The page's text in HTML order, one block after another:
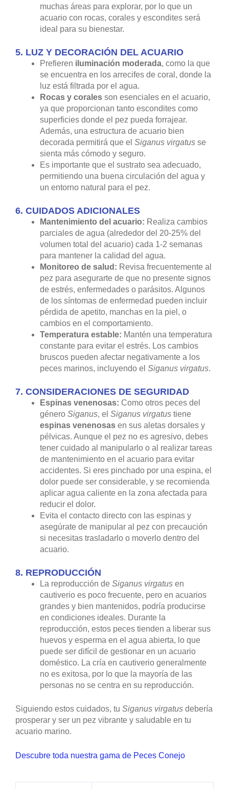
muchas áreas para explorar, por lo que un
acuario con rocas, corales y escondites será
ideal para su bienestar.
5. LUZ Y DECORACIÓN DEL ACUARIO
Prefieren iluminación moderada, como la que
se encuentra en los arrecifes de coral, donde la
luz está filtrada por el agua.
Rocas y corales son esenciales en el acuario,
ya que proporcionan tanto escondites como
superficies donde el pez pueda forrajear.
Además, una estructura de acuario bien
decorada permitirá que el Siganus virgatus se
sienta más cómodo y seguro.
Es importante que el sustrato sea adecuado,
permitiendo una buena circulación del agua y
un entorno natural para el pez.
6. CUIDADOS ADICIONALES
Mantenimiento del acuario: Realiza cambios
parciales de agua (alrededor del 20-25% del
volumen total del acuario) cada 1-2 semanas
para mantener la calidad del agua.
Monitoreo de salud: Revisa frecuentemente al
pez para asegurarte de que no presente signos
de estrés, enfermedades o parásitos. Algunos
de los síntomas de enfermedad pueden incluir
pérdida de apetito, manchas en la piel, o
cambios en el comportamiento.
Temperatura estable: Mantén una temperatura
constante para evitar el estrés. Los cambios
bruscos pueden afectar negativamente a los
peces marinos, incluyendo el Siganus virgatus.
7. CONSIDERACIONES DE SEGURIDAD
Espinas venenosas: Como otros peces del
género Siganus, el Siganus virgatus tiene
espinas venenosas en sus aletas dorsales y
pélvicas. Aunque el pez no es agresivo, debes
tener cuidado al manipularlo o al realizar tareas
de mantenimiento en el acuario para evitar
accidentes. Si eres pinchado por una espina, el
dolor puede ser considerable, y se recomienda
aplicar agua caliente en la zona afectada para
reducir el dolor.
Evita el contacto directo con las espinas y
asegúrate de manipular al pez con precaución
si necesitas trasladarlo o moverlo dentro del
acuario.
8. REPRODUCCIÓN
La reproducción de Siganus virgatus en
cautiverio es poco frecuente, pero en acuarios
grandes y bien mantenidos, podría producirse
en condiciones ideales. Durante la
reproducción, estos peces tienden a liberar sus
huevos y esperma en el agua abierta, lo que
puede ser difícil de gestionar en un acuario
doméstico. La cría en cautiverio generalmente
no es exitosa, por lo que la mayoría de las
personas no se centra en su reproducción.
Siguiendo estos cuidados, tu Siganus virgatus debería
prosperar y ser un pez vibrante y saludable en tu
acuario marino.
Descubre toda nuestra gama de Peces Conejo